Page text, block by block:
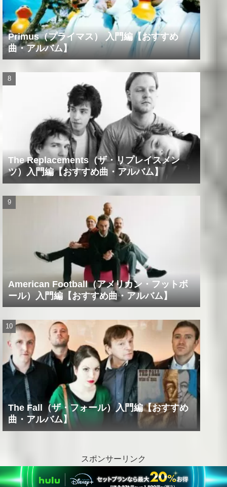
Primus（プライマス） 入門編【おすすめ
曲・アルバム】
The Replacements（ザ・リプレイスメン
ツ）入門編【おすすめ曲・アルバム】
American Football（アメリカン・フットボ
ール）入門編【おすすめ曲・アルバム】
The Fall（ザ・フォール）入門編【おすすめ
曲・アルバム】
スポンサーリンク